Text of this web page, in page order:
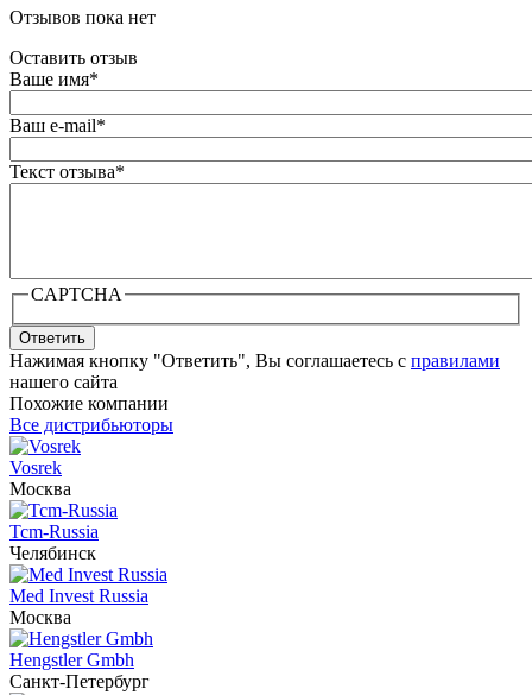
Отзывов пока нет
Оставить отзыв
Ваше имя*
Ваш e-mail*
Текст отзыва*
CAPTCHA
Ответить
Нажимая кнопку "Ответить", Вы соглашаетесь с правилами
нашего сайта
Похожие компании
Все дистрибьюторы
Vosrek
Москва
Tcm-Russia
Челябинск
Med Invest Russia
Москва
Hengstler Gmbh
Санкт-Петербург